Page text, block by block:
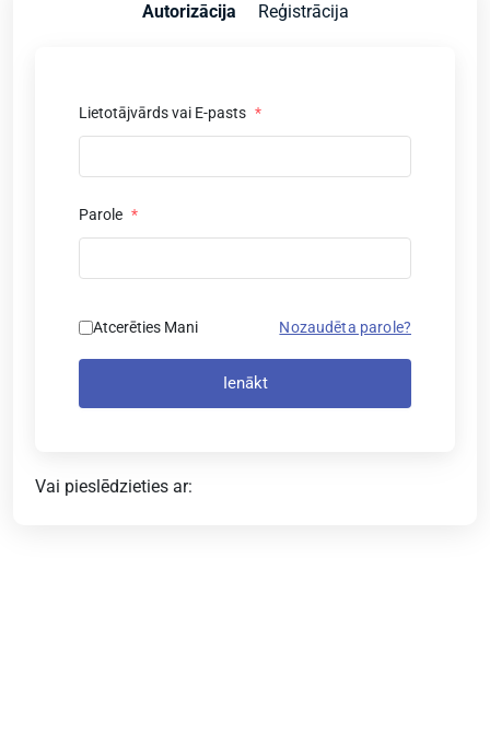
Autorizācija Reģistrācija
Lietotājvārds vai E-pasts *
Parole *
Atcerēties Mani Nozaudēta parole?
Ienākt
Vai pieslēdzieties ar: